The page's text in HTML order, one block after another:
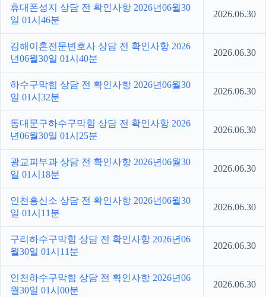
휴대폰성지 상담 전 확인사항 2026년06월30
일 01시46분
2026.06.30
김해이혼전문변호사 상담 전 확인사항 2026
년06월30일 01시40분
2026.06.30
하수구막힘 상담 전 확인사항 2026년06월30
일 01시32분
2026.06.30
동대문구하수구막힘 상담 전 확인사항 2026
년06월30일 01시25분
2026.06.30
광교피부과 상담 전 확인사항 2026년06월30
일 01시18분
2026.06.30
인천흥신소 상담 전 확인사항 2026년06월30
일 01시11분
2026.06.30
구리하수구막힘 상담 전 확인사항 2026년06
월30일 01시11분
2026.06.30
인천하수구막힘 상담 전 확인사항 2026년06
월30일 01시00분
2026.06.30